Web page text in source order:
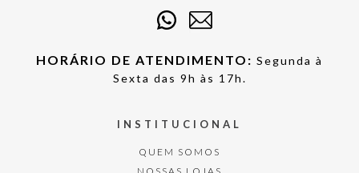
HORÁRIO DE ATENDIMENTO: Segunda à
Sexta das 9h às 17h.
INSTITUCIONAL
QUEM SOMOS